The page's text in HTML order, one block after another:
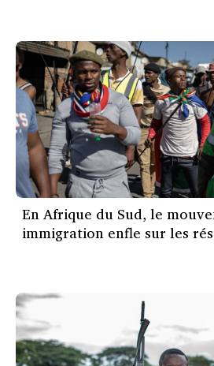
En Afrique du Sud, le
immigration enfle sur les